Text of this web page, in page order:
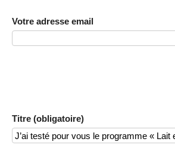
Votre adresse email
Titre (obligatoire)